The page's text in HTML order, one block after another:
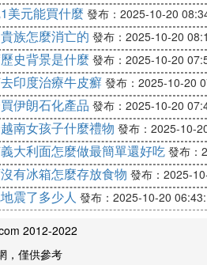
了對柬埔寨的侵略，面對不堪
妄圖達到邊境線上的推進，
始就註定了越南方面的失敗，
了無法估量的損失，時至今日
筍的「嘴硬」並不能掩蓋其在
美元能買什麼 發布：2025-10-20
族怎麼消亡的 發布：2025-10-20
史背景是什麼 發布：2025-10-20
印度治療牛皮癬 發布：2025-10-20
伊朗石化產品 發布：2025-10-20
南女孩子什麼禮物 發布：2025-10-
大利面怎麼做最簡單還好吃 發布：
有冰箱怎麼存放食物 發布：2025-
震了多少人 發布：2025-10-20
2012-2022
，僅供參考